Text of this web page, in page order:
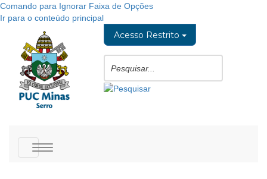
Comando para Ignorar Faixa de Opções
Ir para o conteúdo principal
Acesso Restrito
Toggle
navigation